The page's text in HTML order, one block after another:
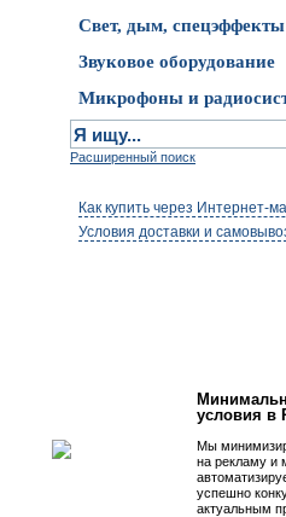
Свет, дым, спецэффекты
Звуковое оборудование
Микрофоны и
Расширенный поиск
Как купить через Интернет-
Условия доставки и
условия в
Мы
на рекламу и
успешно
актуальным